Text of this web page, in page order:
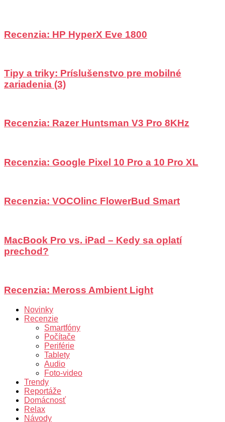
Recenzia: HP HyperX Eve 1800
Tipy a triky: Príslušenstvo pre mobilné
zariadenia (3)
Recenzia: Razer Huntsman V3 Pro 8KHz
Recenzia: Google Pixel 10 Pro a 10 Pro XL
Recenzia: VOCOlinc FlowerBud Smart
MacBook Pro vs. iPad – Kedy sa oplatí
prechod?
Recenzia: Meross Ambient Light
Novinky
Recenzie
Smartfóny
Počítače
Periférie
Tablety
Audio
Foto-video
Trendy
Reportáže
Domácnosť
Relax
Návody